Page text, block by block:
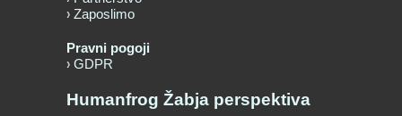
Zaposlimo
Pravni pogoji
GDPR
Humanfrog Žabja perspektiva